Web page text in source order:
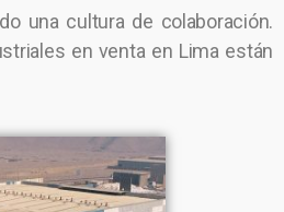
una cultura de colaboración.
en venta en Lima están